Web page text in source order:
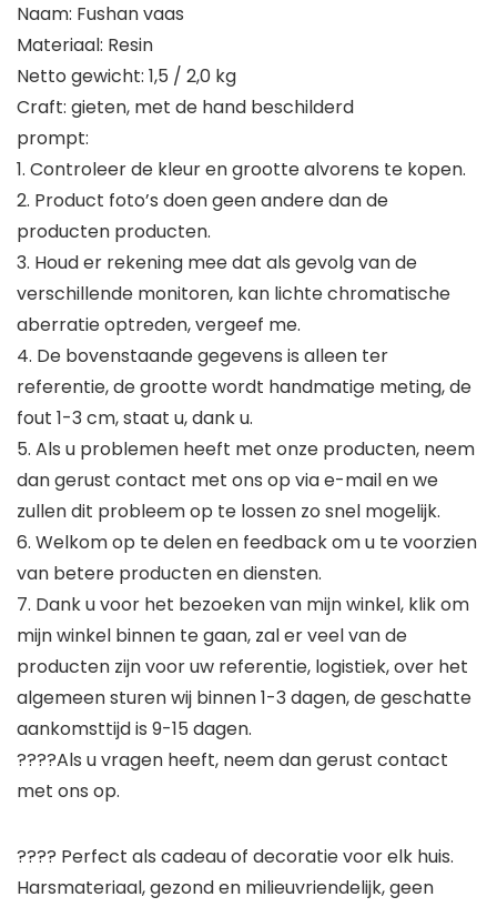
Naam: Fushan vaas
Materiaal: Resin
Netto gewicht: 1,5 / 2,0 kg
Craft: gieten, met de hand beschilderd
prompt:
1. Controleer de kleur en grootte alvorens te kopen.
2. Product foto’s doen geen andere dan de
producten producten.
3. Houd er rekening mee dat als gevolg van de
verschillende monitoren, kan lichte chromatische
aberratie optreden, vergeef me.
4. De bovenstaande gegevens is alleen ter
referentie, de grootte wordt handmatige meting, de
fout 1-3 cm, staat u, dank u.
5. Als u problemen heeft met onze producten, neem
dan gerust contact met ons op via e-mail en we
zullen dit probleem op te lossen zo snel mogelijk.
6. Welkom op te delen en feedback om u te voorzien
van betere producten en diensten.
7. Dank u voor het bezoeken van mijn winkel, klik om
mijn winkel binnen te gaan, zal er veel van de
producten zijn voor uw referentie, logistiek, over het
algemeen sturen wij binnen 1-3 dagen, de geschatte
aankomsttijd is 9-15 dagen.
????Als u vragen heeft, neem dan gerust contact
met ons op.
???? Perfect als cadeau of decoratie voor elk huis.
Harsmateriaal, gezond en milieuvriendelijk, geen